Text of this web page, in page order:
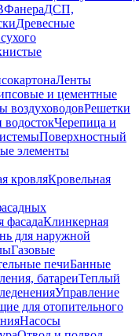
ФанераДСП,
Древесные
Ленты
и цементные
воздуховодовРешетки
водостокЧерепица и
Поверхностный
элементы
кровляКровельная
фасадаКлинкерная
для наружной
Газовые
печиБанные
батареиТеплый
Управление
для отопительного
Насосы